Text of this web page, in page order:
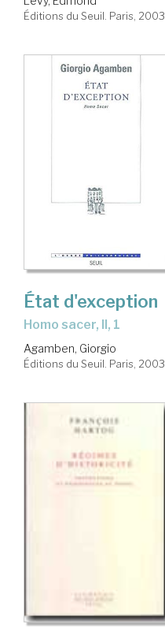
Éditions du Seuil. Paris, 2003
État d'exception
Homo sacer, II, 1
Agamben, Giorgio
Éditions du Seuil. Paris, 2003